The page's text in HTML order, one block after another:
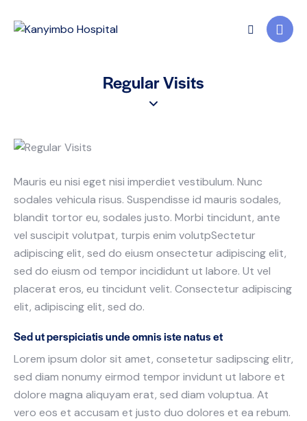
Regular Visits
Mauris eu nisi eget nisi imperdiet vestibulum. Nunc
sodales vehicula risus. Suspendisse id mauris sodales,
blandit tortor eu, sodales justo. Morbi tincidunt, ante
vel suscipit volutpat, turpis enim volutpSectetur
adipiscing elit, sed do eiusm onsectetur adipiscing elit,
sed do eiusm od tempor incididunt ut labore. Ut vel
placerat eros, eu tincidunt velit. Consectetur adipiscing
elit, adipiscing elit, sed do.
Sed ut perspiciatis unde omnis iste natus et
Lorem ipsum dolor sit amet, consetetur sadipscing elitr,
sed diam nonumy eirmod tempor invidunt ut labore et
dolore magna aliquyam erat, sed diam voluptua. At
vero eos et accusam et justo duo dolores et ea rebum.